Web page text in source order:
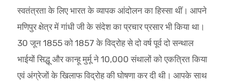
स्वतंत्रता के लिए भारत के व्यापक आंदोलन का हिस्सा थीं। आपने
मणिपुर क्षेत्र में गांधी जी के संदेश का प्रचार प्रसार भी किया था।
30 जून 1855 को 1857 के विद्रोह से दो वर्ष पूर्व दो सन्थाल
भाईयों सिद्धू और कान्हू मुर्मू ने 10,000 संथालों को एकत्रित किया
एवं अंग्रेजों के खिलाफ विद्रोह की घोषणा कर दी थी। आपके साथ